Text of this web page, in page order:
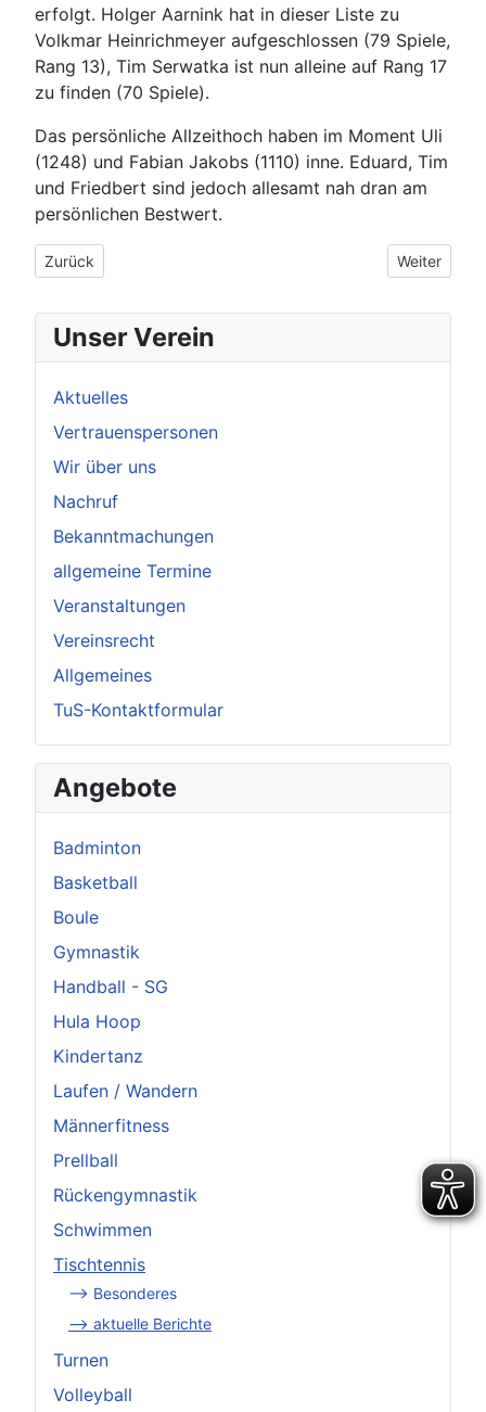
Unser Verein
Aktuelles
Vertrauenspersonen
Wir über uns
Nachruf
Bekanntmachungen
allgemeine Termine
Veranstaltungen
Vereinsrecht
Allgemeines
TuS-Kontaktformular
Angebote
Badminton
Basketball
Boule
Gymnastik
Handball - SG
Hula Hoop
Kindertanz
Laufen / Wandern
Männerfitness
Prellball
Rückengymnastik
Schwimmen
Tischtennis
--> Besonderes
--> aktuelle Berichte
Turnen
Volleyball
erfolgt. Holger Aarnink hat in dieser Liste zu
Volkmar Heinrichmeyer aufgeschlossen (79 Spiele,
Rang 13), Tim Serwatka ist nun alleine auf Rang 17
zu finden (70 Spiele).
Das persönliche Allzeithoch haben im Moment Uli
(1248) und Fabian Jakobs (1110) inne. Eduard, Tim
und Friedbert sind jedoch allesamt nah dran am
persönlichen Bestwert.
Vorheriger Beitrag: 23.10.2019: Danke für die
Zurück Nächster
Weiter